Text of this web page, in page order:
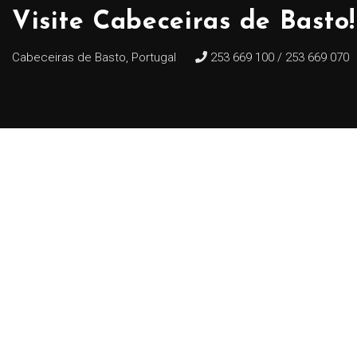
Visite Cabeceiras de Basto!
Cabeceiras de Basto, Portugal 253 669 100 / 253 669 070